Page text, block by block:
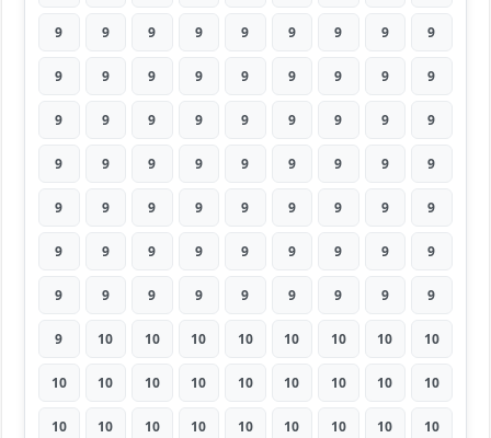
9 9 9 9 9 9 9 9 9
9 9 9 9 9 9 9 9 9
9 9 9 9 9 9 9 9 9
9 9 9 9 9 9 9 9 9
9 9 9 9 9 9 9 9 9
9 9 9 9 9 9 9 9 9
9 9 9 9 9 9 9 9 9
9 10 10 10 10 10 10 10 10
10 10 10 10 10 10 10 10 10
10 10 10 10 10 10 10 10 10